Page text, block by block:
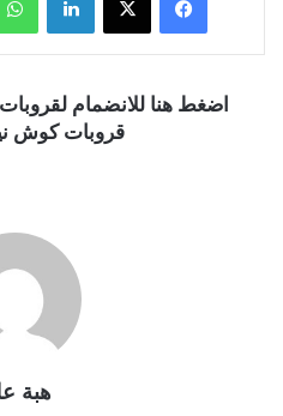
اضغط هنا للانضمام
قروبات كوش
هبة